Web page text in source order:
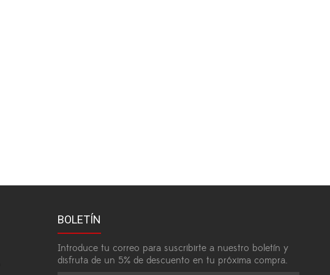
BOLETÍN
Introduce tu correo para suscribirte a nuestro boletín y
disfruta de un 5% de descuento en tu próxima compra.